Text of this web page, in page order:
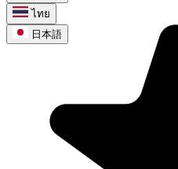
ไทย
日本語